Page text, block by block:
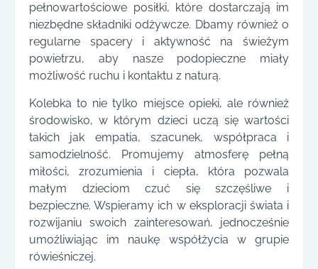
pełnowartościowe posiłki, które dostarczają im
niezbędne składniki odżywcze. Dbamy również o
regularne spacery i aktywność na świeżym
powietrzu, aby nasze podopieczne miały
możliwość ruchu i kontaktu z naturą.
Kolebka to nie tylko miejsce opieki, ale również
środowisko, w którym dzieci uczą się wartości
takich jak empatia, szacunek, współpraca i
samodzielność. Promujemy atmosferę pełną
miłości, zrozumienia i ciepła, która pozwala
małym dzieciom czuć się szczęśliwe i
bezpieczne. Wspieramy ich w eksploracji świata i
rozwijaniu swoich zainteresowań, jednocześnie
umożliwiając im naukę współżycia w grupie
rówieśniczej.